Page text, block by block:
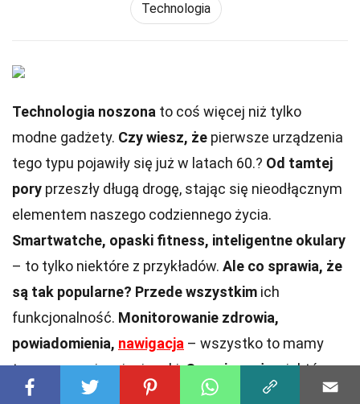
Technologia
Technologia noszona to coś więcej niż tylko
modne gadżety. Czy wiesz, że pierwsze urządzenia
tego typu pojawiły się już w latach 60.? Od tamtej
pory przeszły długą drogę, stając się nieodłącznym
elementem naszego codziennego życia.
Smartwatche, opaski fitness, inteligentne okulary
– to tylko niektóre z przykładów. Ale co sprawia, że
są tak popularne? Przede wszystkim ich
funkcjonalność. Monitorowanie zdrowia,
powiadomienia, nawigacja – wszystko to mamy
teraz na wyciągnięcie ręki.Czy wiesz, żeniektóre z
tych urządzeń mogą nawet wykrywać wczesne